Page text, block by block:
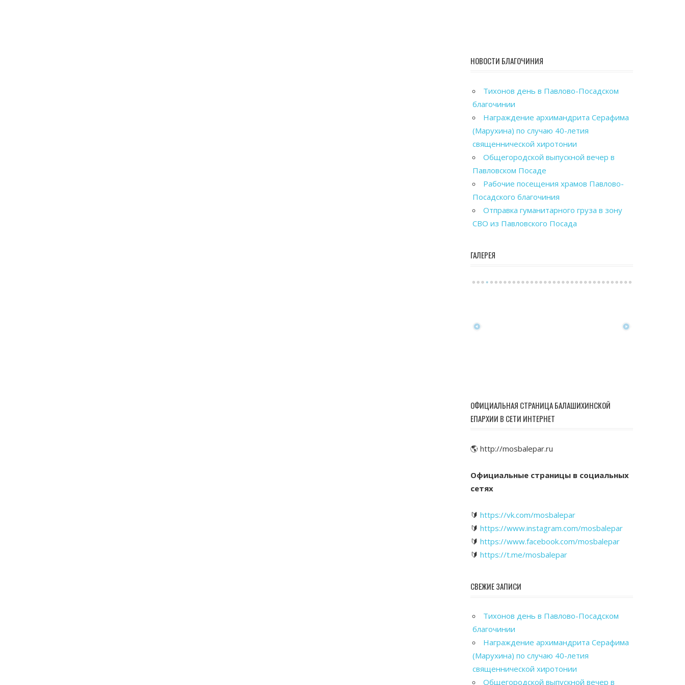
НОВОСТИ БЛАГОЧИНИЯ
Тихонов день в Павлово-Посадском
благочинии
Награждение архимандрита Серафима
(Марухина) по случаю 40-летия
священнической хиротонии
Общегородской выпускной вечер в
Павловском Посаде
Рабочие посещения храмов Павлово-
Посадского благочиния
Отправка гуманитарного груза в зону
СВО из Павловского Посада
ГАЛЕРЕЯ
ОФИЦИАЛЬНАЯ СТРАНИЦА БАЛАШИХИНСКОЙ
ЕПАРХИИ В СЕТИ ИНТЕРНЕТ
🌎 http://mosbalepar.ru
Официальные страницы в социальных
сетях
🔰 https://vk.com/mosbalepar
🔰 https://www.instagram.com/mosbalepar
🔰 https://www.facebook.com/mosbalepar
🔰 https://t.me/mosbalepar
СВЕЖИЕ ЗАПИСИ
Тихонов день в Павлово-Посадском
благочинии
Награждение архимандрита Серафима
(Марухина) по случаю 40-летия
священнической хиротонии
Общегородской выпускной вечер в